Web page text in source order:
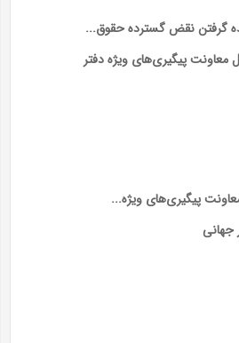
گرفتن نقض گسترده حقوق...